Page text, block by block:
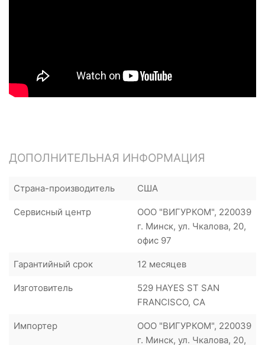
ДОПОЛНИТЕЛЬНАЯ ИНФОРМАЦИЯ
Страна-производитель США
Сервисный центр
ООО "ВИГУРКОМ", 220039
г. Минск, ул. Чкалова, 20,
офис 97
Гарантийный срок 12 месяцев
Изготовитель
529 HAYES ST SAN
FRANCISCO, CA
Импортер
ООО "ВИГУРКОМ", 220039
г. Минск, ул. Чкалова, 20,